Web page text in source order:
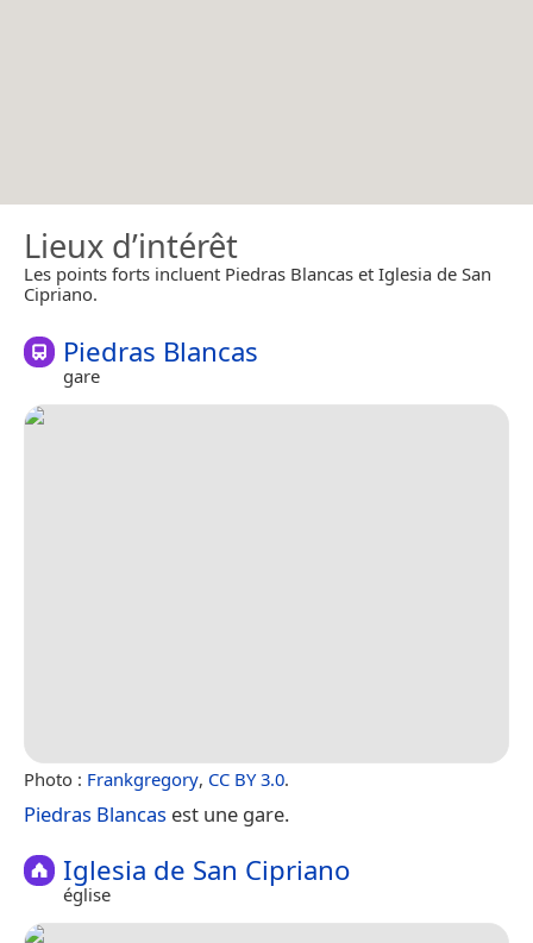
Lieux d’intérêt
Les points forts incluent Piedras Blancas et Iglesia de San
Cipriano.
Piedras Blancas
gare
Photo : Frankgregory, CC BY 3.0.
Piedras Blancas est une gare.
Iglesia de San Cipriano
église